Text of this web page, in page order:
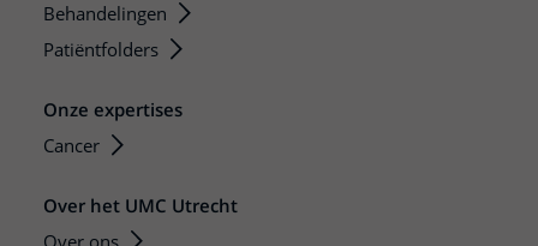
Behandelingen
Patiëntfolders
Onze expertises
Cancer
Over het UMC Utrecht
Over ons